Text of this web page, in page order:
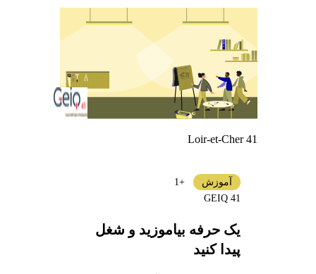
Loir-et-Cher 41
یک حرفه بیاموزید و شغل
پیدا کنید
آموزش
+1
GEIQ 41